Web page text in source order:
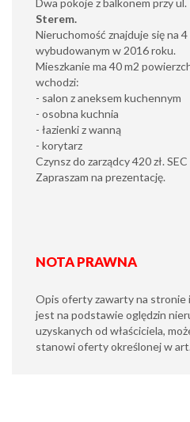
Dwa pokoje z balkonem przy
Sterem.
Nieruchomość znajduje się na
wybudowanym w 2016 roku.
Mieszkanie ma 40 m2
wchodzi:
- salon z aneksem kuchennym
- osobna kuchnia
- łazienki z wanną
- korytarz
Czynsz do zarządcy 420 zł. SEC
Zapraszam na prezentację.
NOTA PRAWNA
Opis oferty zawarty na
jest na podstawie oględzin
uzyskanych od właściciela,
stanowi oferty określonej w